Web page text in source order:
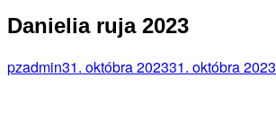
Danielia ruja 2023
pzadmin31. októbra 202331. októbra 2023